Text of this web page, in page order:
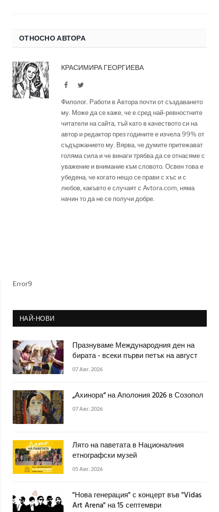
ОТНОСНО АВТОРА
КРАСИМИРА ГЕОРГИЕВА
FacebookTwitter
Филолог. Работи в Автора почти от създаването
му. Може да се каже, че е сред най-ревностните
читатели на сайта, тъй като в качеството си на
автор и редактор през годините е изчела 99% от
съдържанието му. Вярва, че думите притежават
голяма сила и че винаги трябва да се отнасяме с
уважение и внимание към словото. Освен това е
убедена, че когато нещо се прави с хъс и с
любов, какъвто е случаят с Avtora.com, няма
начин то да не се получи добре.
Error9
НАЙ-НОВИ
Празнуваме Международния ден на
бирата - всеки първи петък на август
07 Авг. 2026
„Ахинора“ на Аполония 2026 в Созопол
07 Авг. 2026
Лято на паветата в Националния
етнографски музей
05 Авг. 2026
"Нова генерация" с концерт във "Vidas
Art Arena" на 15 септември